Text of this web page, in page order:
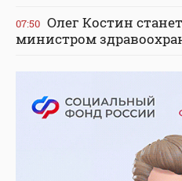
07:50 Олег Костин
министром